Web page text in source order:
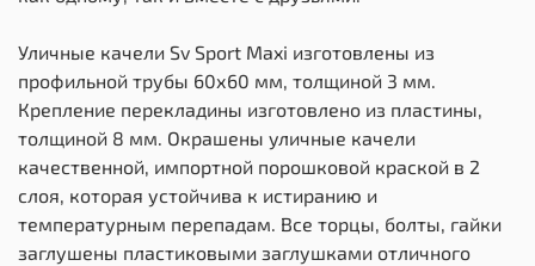
Уличные качели Sv Sport Maxi изготовлены из
профильной трубы 60х60 мм, толщиной 3 мм.
Крепление перекладины изготовлено из пластины,
толщиной 8 мм. Окрашены уличные качели
качественной, импортной порошковой краской в 2
слоя, которая устойчива к истиранию и
температурным перепадам. Все торцы, болты, гайки
заглушены пластиковыми заглушками отличного